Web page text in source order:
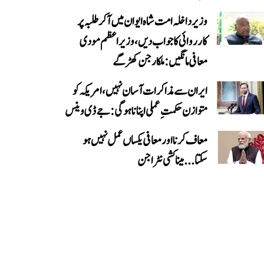
وزیر داخلہ امت شاہ ایوان میں آ کر طلبہ پر
کارروائی کا جواب دیں، وزیر اعظم مودی
معافی مانگیں: ملکارجن کھڑگے
ایران سے مذاکرات آسان نہیں، امریکہ کو
متوازن حکمتِ عملی اپنانا ہوگی: جے ڈی وینس
معاف کرنا اور معافی یکساں عمل نہیں ہو
سکتا... میناکشی نٹراجن